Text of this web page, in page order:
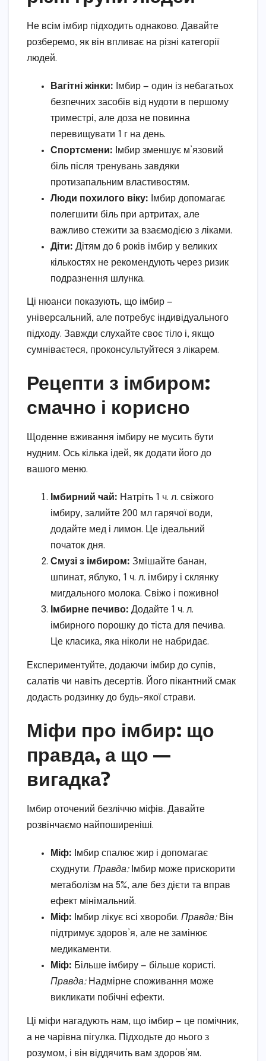
Не всім імбир підходить однаково. Давайте
розберемо, як він впливає на різні категорії
людей.
Вагітні жінки: Імбир — один із небагатьох
безпечних засобів від нудоти в першому
триместрі, але доза не повинна
перевищувати 1 г на день.
Спортсмени: Імбир зменшує м’язовий
біль після тренувань завдяки
протизапальним властивостям.
Люди похилого віку: Імбир допомагає
полегшити біль при артритах, але
важливо стежити за взаємодією з ліками.
Діти: Дітям до 6 років імбир у великих
кількостях не рекомендують через ризик
подразнення шлунка.
Ці нюанси показують, що імбир —
універсальний, але потребує індивідуального
підходу. Завжди слухайте своє тіло і, якщо
сумніваєтеся, проконсультуйтеся з лікарем.
Рецепти з імбиром:
смачно і корисно
Щоденне вживання імбиру не мусить бути
нудним. Ось кілька ідей, як додати його до
вашого меню.
Імбирний чай: Натріть 1 ч. л. свіжого
імбиру, залийте 200 мл гарячої води,
додайте мед і лимон. Це ідеальний
початок дня.
Смузі з імбиром: Змішайте банан,
шпинат, яблуко, 1 ч. л. імбиру і склянку
мигдального молока. Свіжо і поживно!
Імбирне печиво: Додайте 1 ч. л.
імбирного порошку до тіста для печива.
Це класика, яка ніколи не набридає.
Експериментуйте, додаючи імбир до супів,
салатів чи навіть десертів. Його пікантний смак
додасть родзинку до будь-якої страви.
Міфи про імбир: що
правда, а що —
вигадка?
Імбир оточений безліччю міфів. Давайте
розвінчаємо найпоширеніші.
Міф: Імбир спалює жир і допомагає
схуднути. Правда:Імбир може прискорити
метаболізм на 5%, але без дієти та вправ
ефект мінімальний.
Міф: Імбир лікує всі хвороби. Правда:Він
підтримує здоров’я, але не замінює
медикаменти.
Міф: Більше імбиру — більше користі.
Правда:Надмірне споживання може
викликати побічні ефекти.
Ці міфи нагадують нам, що імбир — це помічник,
а не чарівна пігулка. Підходьте до нього з
розумом, і він віддячить вам здоров’ям.